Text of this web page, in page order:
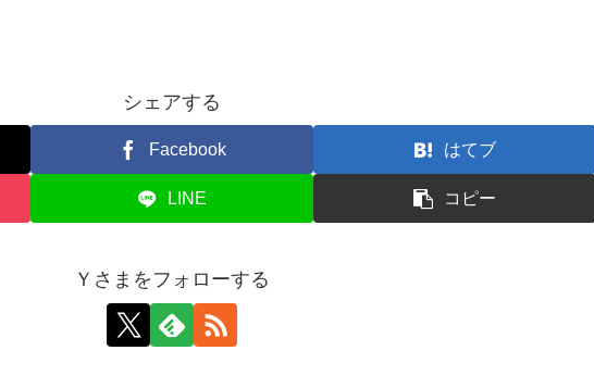
シェアする
Facebook はてブ
LINE コピー
Ｙさまをフォローする